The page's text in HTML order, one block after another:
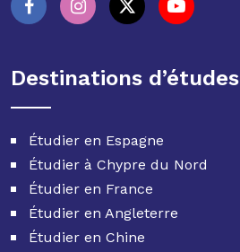
Destinations d’études
Étudier en Espagne
Étudier à Chypre du Nord
Étudier en France
Étudier en Angleterre
Étudier en Chine